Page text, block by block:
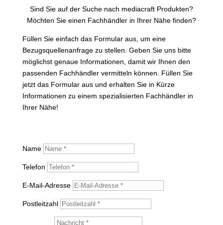
Sind Sie auf der Suche nach mediacraft Produkten?
Möchten Sie einen Fachhändler in Ihrer Nähe finden?
Füllen Sie einfach das Formular aus, um eine
Bezugsquellenanfrage zu stellen. Geben Sie uns bitte
möglichst genaue Informationen, damit wir Ihnen den
passenden Fachhändler vermitteln können. Füllen Sie
jetzt das Formular aus und erhalten Sie in Kürze
Informationen zu einem spezialisierten Fachhändler in
Ihrer Nähe!
Name
Telefon
E-Mail-Adresse
Postleitzahl